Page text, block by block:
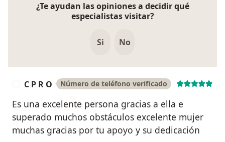
¿Te ayudan las opiniones a decidir qué
especialistas visitar?
Si No
C P R O Número de teléfono verificado
Es una excelente persona gracias a ella e
superado muchos obstáculos excelente mujer
muchas gracias por tu apoyo y su dedicación